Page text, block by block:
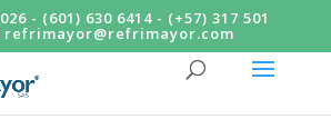
- (601) 630 6414 - (+57) 317 501
refrimayor@refrimayor.com